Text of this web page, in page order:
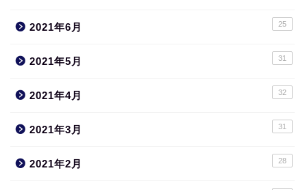
2021年6月 25
2021年5月 31
2021年4月 32
2021年3月 31
2021年2月 28